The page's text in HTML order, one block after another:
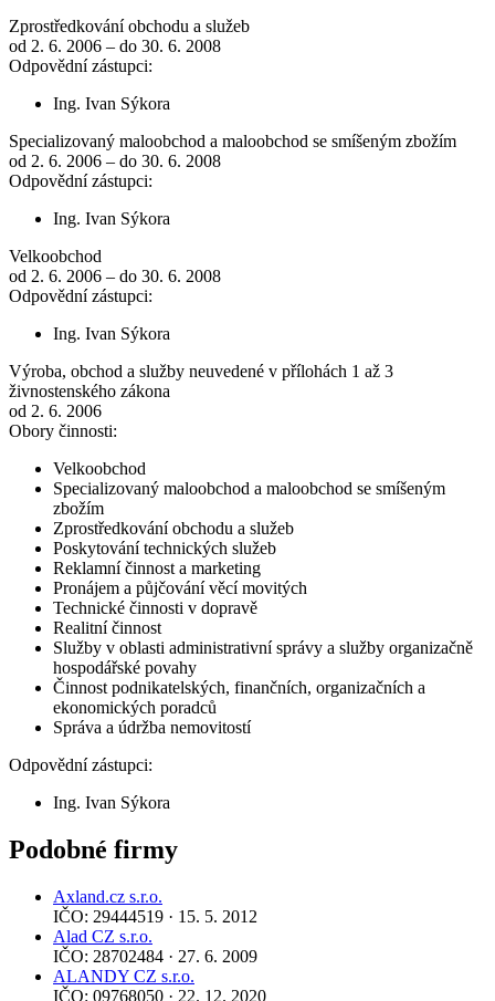
Zprostředkování obchodu a služeb
od 2. 6. 2006 – do 30. 6. 2008
Odpovědní zástupci:
Ing. Ivan Sýkora
Specializovaný maloobchod a maloobchod se smíšeným zbožím
od 2. 6. 2006 – do 30. 6. 2008
Odpovědní zástupci:
Ing. Ivan Sýkora
Velkoobchod
od 2. 6. 2006 – do 30. 6. 2008
Odpovědní zástupci:
Ing. Ivan Sýkora
Výroba, obchod a služby neuvedené v přílohách 1 až 3
živnostenského zákona
od 2. 6. 2006
Obory činnosti:
Velkoobchod
Specializovaný maloobchod a maloobchod se smíšeným
zbožím
Zprostředkování obchodu a služeb
Poskytování technických služeb
Reklamní činnost a marketing
Pronájem a půjčování věcí movitých
Technické činnosti v dopravě
Realitní činnost
Služby v oblasti administrativní správy a služby organizačně
hospodářské povahy
Činnost podnikatelských, finančních, organizačních a
ekonomických poradců
Správa a údržba nemovitostí
Odpovědní zástupci:
Ing. Ivan Sýkora
Podobné firmy
Axland.cz s.r.o.
IČO: 29444519 · 15. 5. 2012
Alad CZ s.r.o.
IČO: 28702484 · 27. 6. 2009
ALANDY CZ s.r.o.
IČO: 09768050 · 22. 12. 2020